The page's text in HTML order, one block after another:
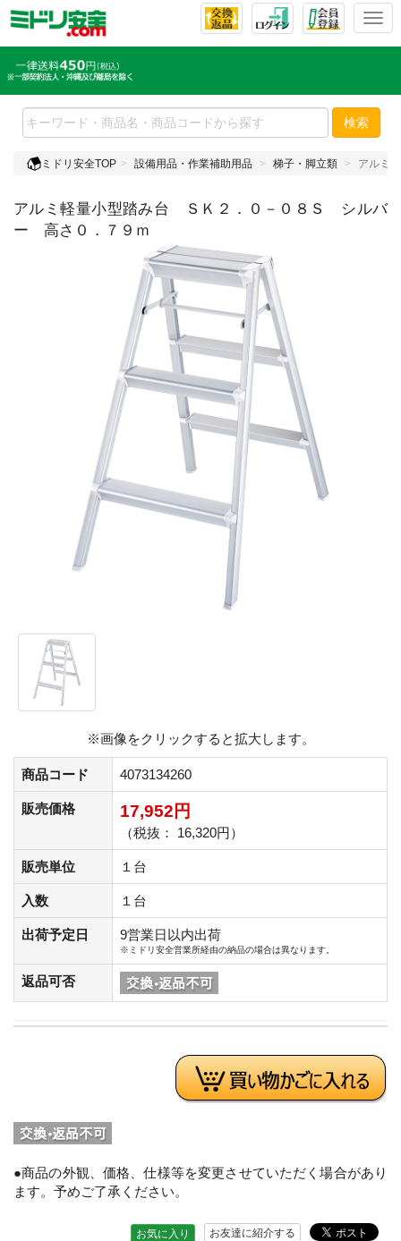
T
l
e
n
v
g
検索
ミドリ安全TOP 設備用品・作業補助用品 梯子・脚立類 アルミ
アルミ軽量小型踏み台 ＳＫ２．０－０８Ｓ シルバ
ー 高さ０．７９ｍ
※画像をクリックすると拡大します。
商品コード 4073134260
販売価格 17,952円
（税抜： 16,320円）
販売単位 １台
入数 １台
出荷予定日 9営業日以内出荷
※ミドリ安全営業所経由の納品の場合は異なります。
返品可否
●商品の外観、価格、仕様等を変更させていただく場合があり
ます。予めご了承ください。
お友達に紹介する
お気に入り